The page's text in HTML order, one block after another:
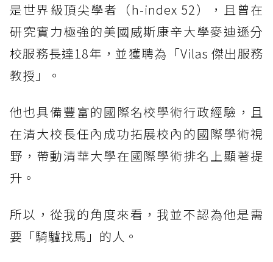
是世界級頂尖學者（h-index 52），且曾在
研究實力極強的美國威斯康辛大學麥迪遜分
校服務長達18年，並獲聘為「Vilas 傑出服務
教授」。
他也具備豐富的國際名校學術行政經驗，且
在清大校長任內成功拓展校內的國際學術視
野，帶動清華大學在國際學術排名上顯著提
升。
所以，從我的角度來看，我並不認為他是需
要「騎驢找馬」的人。